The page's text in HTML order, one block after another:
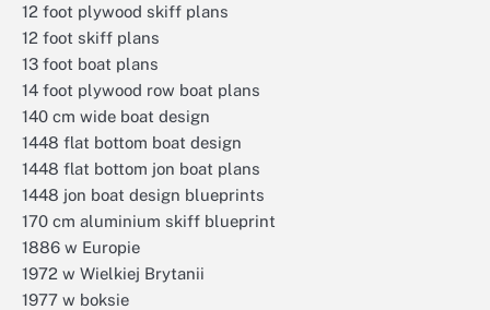
12 foot plywood skiff plans
12 foot skiff plans
13 foot boat plans
14 foot plywood row boat plans
140 cm wide boat design
1448 flat bottom boat design
1448 flat bottom jon boat plans
1448 jon boat design blueprints
170 cm aluminium skiff blueprint
1886 w Europie
1972 w Wielkiej Brytanii
1977 w boksie